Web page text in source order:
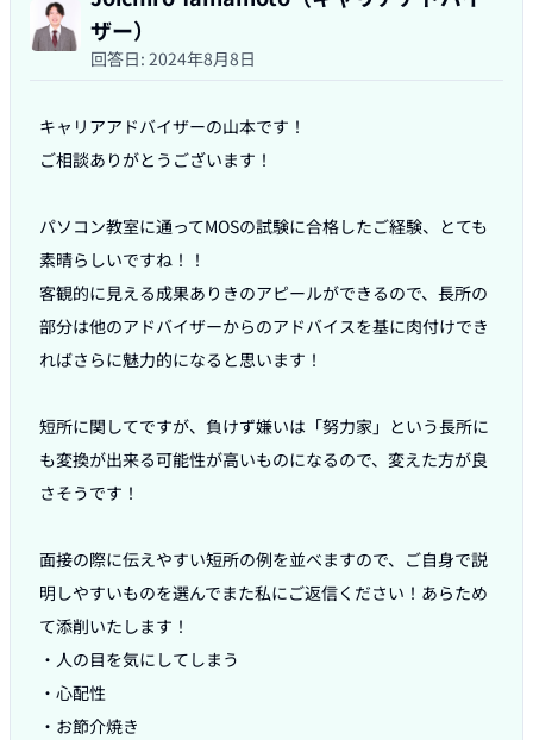
ザー）
回答日:2024年8月8日
キャリアアドバイザーの山本です！
ご相談ありがとうございます！
パソコン教室に通ってMOSの試験に合格したご経験、とても
素晴らしいですね！！
客観的に見える成果ありきのアピールができるので、長所の
部分は他のアドバイザーからのアドバイスを基に肉付けでき
ればさらに魅力的になると思います！
短所に関してですが、負けず嫌いは「努力家」という長所に
も変換が出来る可能性が高いものになるので、変えた方が良
さそうです！
面接の際に伝えやすい短所の例を並べますので、ご自身で説
明しやすいものを選んでまた私にご返信ください！あらため
て添削いたします！
・人の目を気にしてしまう
・心配性
・お節介焼き